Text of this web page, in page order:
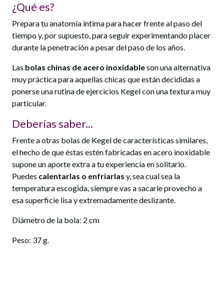
¿Qué es?
Prepara tu anatomía íntima para hacer frente al paso del
tiempo y, por supuesto, para seguir experimentando placer
durante la penetración a pesar del paso de los años.
Las bolas chinas de acero inoxidableson una alternativa
muy práctica para aquellas chicas que están decididas a
ponerse una rutina de ejercicios Kegel con una textura muy
particular.
Deberías saber...
Frente a otras bolas de Kegel de características similares,
el hecho de que éstas estén fabricadas en acero inoxidable
supone un aporte extra a tu experiencia en solitario.
Puedes calentarlas o enfriarlas y, sea cual sea la
temperatura escogida, siempre vas a sacarle provecho a
esa superficie lisa y extremadamente deslizante.
Diámetro de la bola: 2 cm
Peso: 37 g.